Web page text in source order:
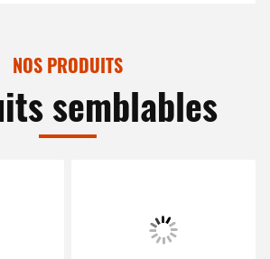
NOS PRODUITS
semblables